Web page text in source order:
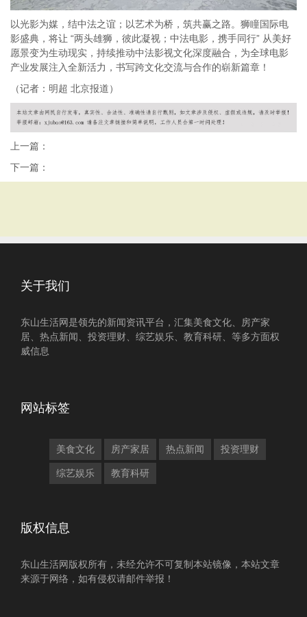
以光影为媒，结中法之谊；以艺术为桥，筑共赢之路。狮瞳国际电
影盛典，将让 “两头雄狮，彼此凝视；中法电影，携手同行” 从美好
愿景变为生动现实，持续推动中法影视文化深度融合，为全球电影
产业发展注入全新活力，书写跨文化交流与合作的崭新篇章！
（记者：明超 北京报道）
上一篇：
下一篇：
关于我们
东山生活网是领先的新闻资讯平台，汇集美食文化、房产家
居、热点新闻、投资理财、综艺娱乐、教育科研、等多方面权
威信息
网站标签
美食文化 房产家居 热点新闻 投资理财
综艺娱乐 教育科研
版权信息
东山生活网版权所有，未经允许不可复制本站镜像，本站文章
来源于网络，如有侵权请邮件举报！